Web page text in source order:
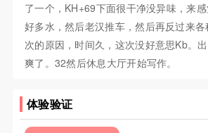
了一个，KH+69下面很干净没异味，来
好多水，然后老汉推车，然后再反过来
次的原因，时间久，这次没好意思Kb。
爽了。32然后休息大厅开始写作。
体验验证